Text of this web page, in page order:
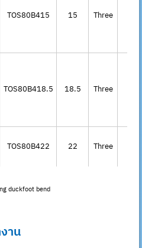
TOS80B415 15 Three
TOS80B418.5 18.5 Three
TOS80B422 22 Three
duckfoot bend
าน